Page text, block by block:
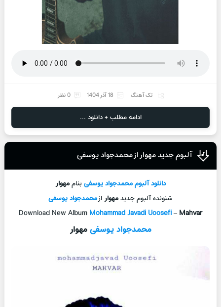
تک آهنگ 18 آذر 1404 0 نظر
ادامه مطلب + دانلود ...
آلبوم جدید مهوار از محمدجواد یوسفی
دانلود آلبوممحمدجواد یوسفیبناممهوار
شنونده آلبوم جدیدمهوارازمحمدجواد یوسفی
Download New Album Mohammad Javadi Uoosefi– Mahvar
محمدجواد یوسفیمهوار